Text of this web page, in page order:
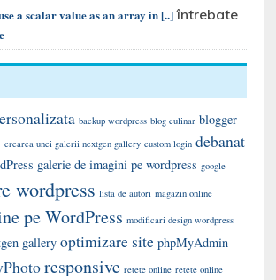
a scalar value as an array in [..]întrebate
backup wordpress blog culinar blogger
crearea unei galerii nextgen gallery custom login debanat
galerie de imagini pe wordpress google
wordpress lista de autori magazin online
pe WordPress modificari design wordpress
gallery optimizare site phpMyAdmin
responsive retete online retete online